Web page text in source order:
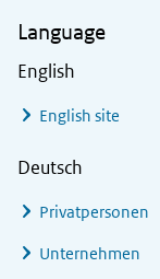
Language
English
English site
Deutsch
Privatpersonen
Unternehmen